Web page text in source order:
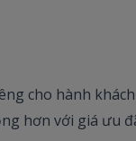
cho hành
hơn với giá ưu